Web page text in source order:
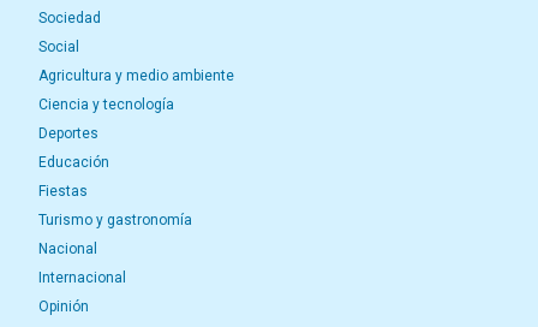
Sociedad
Social
Agricultura y medio ambiente
Ciencia y tecnología
Deportes
Educación
Fiestas
Turismo y gastronomía
Nacional
Internacional
Opinión